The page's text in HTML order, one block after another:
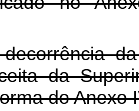
da
do Anexo